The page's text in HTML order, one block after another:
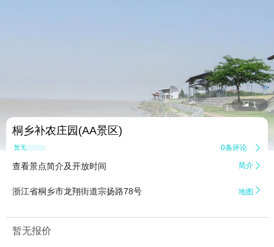
 1
桐乡补农庄园(AA景区)
暂无点评 0条评论 
查看景点简介及开放时间 简介 
浙江省桐乡市龙翔街道宗扬路78号 地图 
暂无报价